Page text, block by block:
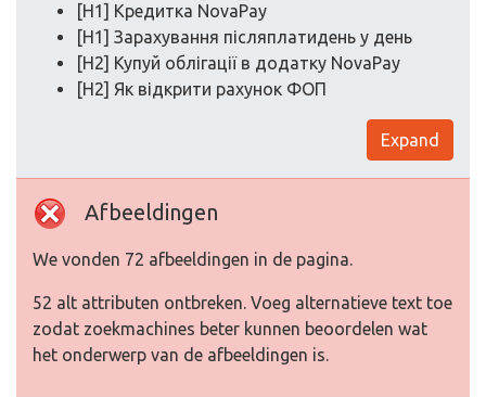
[H1] Кредитка NovaPay
[H1] Зарахування післяплатидень у день
[H2] Купуй облігації в додатку NovaPay
[H2] Як відкрити рахунок ФОП
Expand
Afbeeldingen
We vonden 72 afbeeldingen in de pagina.
52 alt attributen ontbreken. Voeg alternatieve text toe
zodat zoekmachines beter kunnen beoordelen wat
het onderwerp van de afbeeldingen is.